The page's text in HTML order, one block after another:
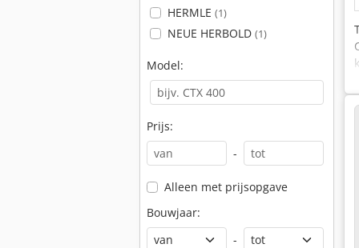
HERMLE (1)
NEUE HERBOLD (1)
Model:
Prijs:
-
Alleen met prijsopgave
Bouwjaar:
-